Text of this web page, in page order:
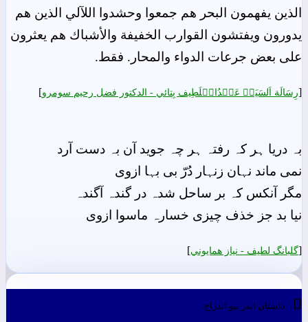
الذين يفهمون البحر هم جمعوا وحشدوا اللآلي الذين هم
يدورون ويفتشون القوارب الخفيفة والأشباك هم يعثرون
على بعض جرعات الدواء والمحار. فقط.
[رِسَالَة اَلسَيَدۡ عَبۡدُالۡلَطِيف بِتائي - الدکتور فضل رحیم سومرو]
بہ دریا ہر کہ رفتہ ہر چہ جوید آن بہ دست آرد
نمی ماند نہان زنہار دُرّ بی بہا ازوی
مگر آنکس کہ بر ساحل شدہ در گندہ آگندہ
نیا بد جز خذف چیزی خسارہ ماسوا ازوی
[گلبانگ لطيف - نياز ھمايوني]
 داستان اندر ٻيو اندراج